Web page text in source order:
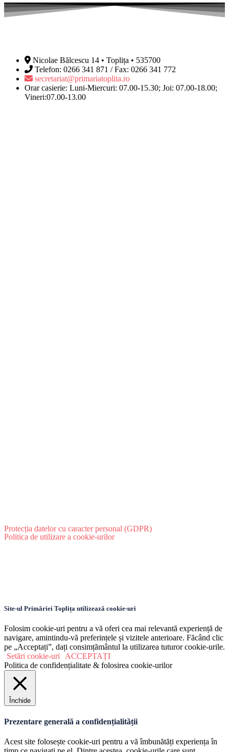
Nicolae Bălcescu 14 • Toplița • 535700
Telefon: 0266 341 871 / Fax: 0266 341 772
secretariat@primariatoplita.ro
Orar casierie: Luni-Miercuri: 07.00-15.30; Joi: 07.00-18.00;
Vineri:07.00-13.00
Protecția datelor cu caracter personal (GDPR)
Politica de utilizare a cookie-urilor
Site-ul Primăriei Toplița utilizează cookie-uri
Folosim cookie-uri pentru a vă oferi cea mai relevantă experiență de
navigare, amintindu-vă preferințele și vizitele anterioare. Făcând clic
pe „Acceptați”, dați consimțământul la utilizarea tuturor cookie-urile.
Setări cookie-uri ACCEPTAȚI
Politica de confidențialitate & folosirea cookie-urilor
Închide
Prezentare generală a confidențialității
Acest site folosește cookie-uri pentru a vă îmbunătăți experiența în